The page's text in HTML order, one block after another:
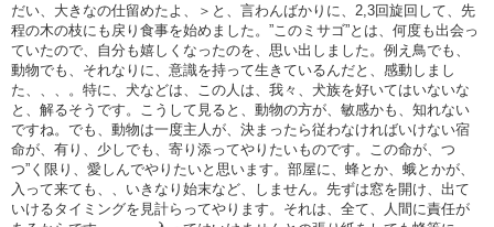
だい、大きなの仕留めたよ、＞と、言わんばかりに、2,3回旋回して、先
程の木の枝にも戻り食事を始めました。”このミサゴ”とは、何度も出会っ
ていたので、自分も嬉しくなったのを、思い出しました。例え鳥でも、
動物でも、それなりに、意識を持って生きているんだと、感動しまし
た、、、。特に、犬などは、この人は、我々、犬族を好いてはいないな
と、解るそうです。こうして見ると、動物の方が、敏感かも、知れない
ですね。でも、動物は一度主人が、決まったら従わなければいけない宿
命が、有り、少しでも、寄り添ってやりたいものです。この命が、つ
つ”く限り、愛しんでやりたいと思います。部屋に、蜂とか、蛾とかが、
入って来ても、、いきなり始末など、しません。先ずは窓を開け、出て
いけるタイミングを見計らってやります。それは、全て、人間に責任が